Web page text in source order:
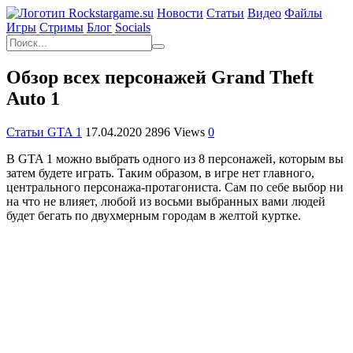
Новости Статьи Видео Файлы
Игры Cтримы Блог Socials
Обзор всех персонажей Grand Theft
Auto 1
Статьи GTA 1 17.04.2020 2896 Views 0
В GTA 1 можно выбрать одного из 8 персонажей, которым вы
затем будете играть. Таким образом, в игре нет главного,
центрального персонажа-протагониста. Сам по себе выбор ни
на что не влияет, любой из восьми выбранных вами людей
будет бегать по двухмерным городам в желтой куртке.